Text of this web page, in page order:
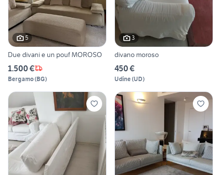
5
Due divani e un pouf MOROSO
1.500 €
Bergamo(BG)
3
divano moroso
450 €
Udine(UD)